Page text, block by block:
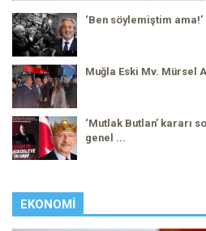
‘Ben söylemiştim ama!’
Muğla Eski Mv. Mürsel
‘Mutlak Butlan’ kararı
genel ...
EKONOMI